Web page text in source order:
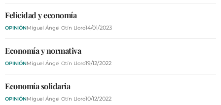
VÍDEOS
CONTACTAR
FIESTAS EN EL ALTO ARAGÓN
AGENDA
Felicidad y economía
OPINIÓNMiguel Ángel Otín Lloro14/01/2023
Economía y normativa
OPINIÓNMiguel Ángel Otín Lloro19/12/2022
Economía solidaria
OPINIÓNMiguel Ángel Otín Lloro10/12/2022